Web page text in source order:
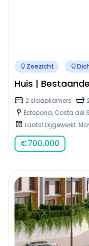
Zeezicht
Huis |
2 slaapkamers
Estepona, Costa del
Laatst bijgewerkt:
€700,000